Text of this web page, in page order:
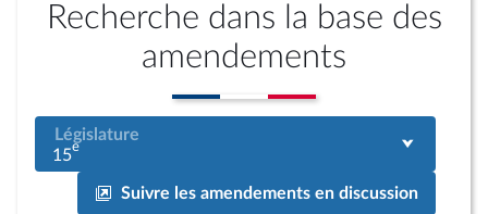
Recherche dans la base des
amendements
Législature
15e
Suivre les amendements en discussion